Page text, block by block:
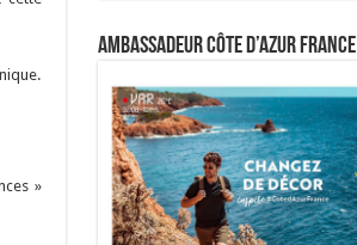
»
Ambassadeur Côte d’Azur France